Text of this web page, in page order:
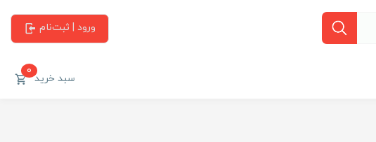
ورود | ثبت‌نام
سبد خرید0